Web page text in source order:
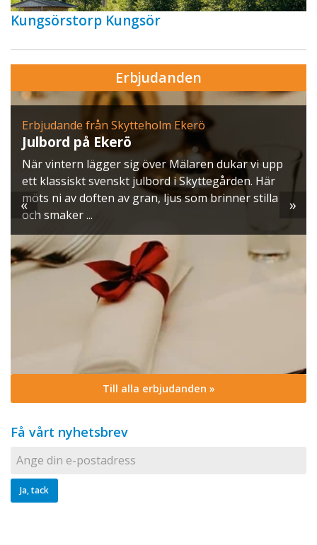
Kungsörstorp Kungsör
Erbjudanden
Erbjudande från Skytteholm Ekerö
Julbord på Ekerö
När vintern lägger sig över Mälaren dukar vi upp
ett klassiskt svenskt julbord i Skyttegården. Här
möts ni av doften av gran, ljus som brinner stilla
och smaker ...
« »
Till alla erbjudanden »
Få vårt nyhetsbrev